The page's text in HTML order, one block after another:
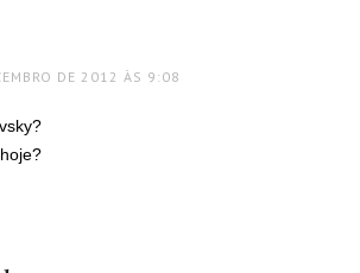
DE 2012 ÀS 9:08